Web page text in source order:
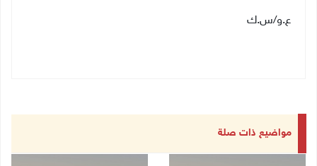
ع.و/س.ك
مواضيع ذات صلة